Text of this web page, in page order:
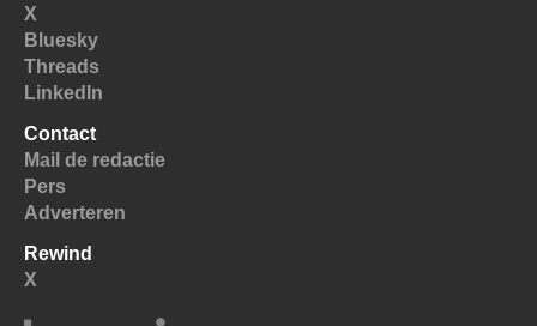
X
Bluesky
Threads
LinkedIn
Contact
Mail de redactie
Pers
Adverteren
Rewind
X